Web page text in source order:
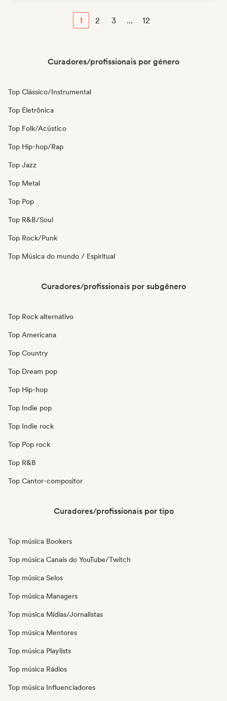
1 2 3 ... 12
Curadores/profissionais por género
Top Clássico/Instrumental
Top Eletrônica
Top Folk/Acústico
Top Hip-hop/Rap
Top Jazz
Top Metal
Top Pop
Top R&B/Soul
Top Rock/Punk
Top Música do mundo / Espiritual
Curadores/profissionais por subgênero
Top Rock alternativo
Top Americana
Top Country
Top Dream pop
Top Hip-hop
Top Indie pop
Top Indie rock
Top Pop rock
Top R&B
Top Cantor-compositor
Curadores/profissionais por tipo
Top música Bookers
Top música Canais do YouTube/Twitch
Top música Selos
Top música Managers
Top música Mídias/Jornalistas
Top música Mentores
Top música Playlists
Top música Rádios
Top música Influenciadores